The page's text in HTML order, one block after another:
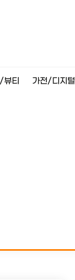
티 가전/디지털